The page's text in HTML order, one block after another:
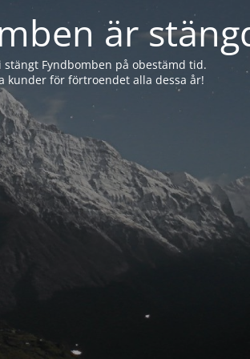
är
stängt Fyndbomben på obestämd tid.
kunder för förtroendet alla dessa år!